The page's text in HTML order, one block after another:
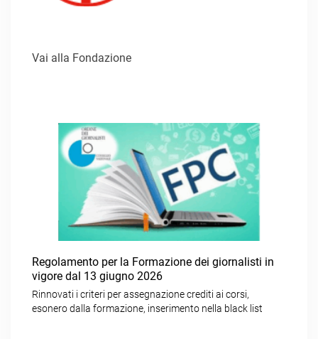
Vai alla Fondazione
Regolamento per la Formazione dei giornalisti in
vigore dal 13 giugno 2026
Rinnovati i criteri per assegnazione crediti ai corsi,
esonero dalla formazione, inserimento nella black list